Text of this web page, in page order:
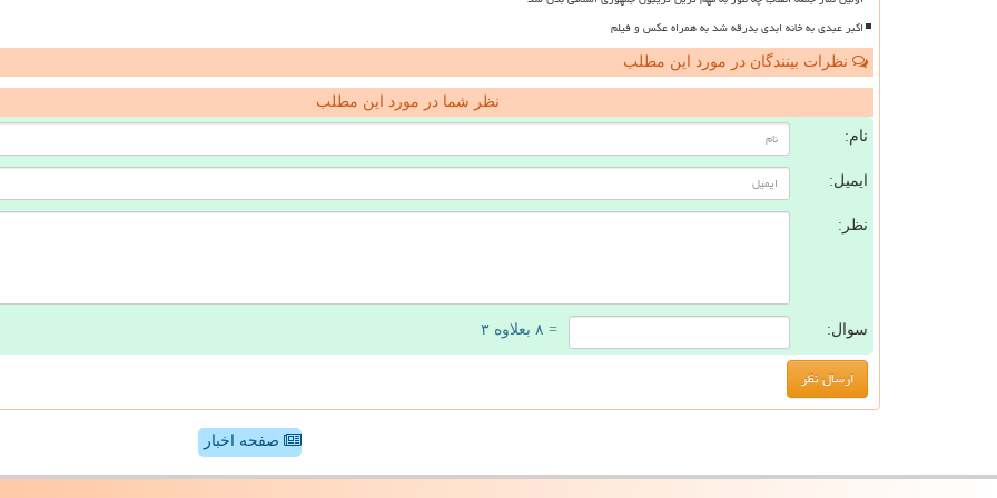
اکبر عبدی به خانه ابدی بدرقه شد به همراه عکس و فیلم
نظرات بینندگان در مورد این مطلب
نظر شما در مورد این مطلب
نام:
ایمیل:
نظر:
سوال: = ۸ بعلاوه ۳
صفحه اخبار